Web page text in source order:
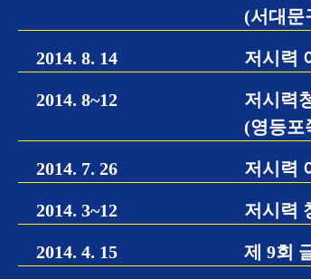
(서대문
2014. 8. 14 저시력
2014. 8~12
저시력
(영등포
2014. 7. 26 저시력
2014. 3~12 저시력
2014. 4. 15 제 9회